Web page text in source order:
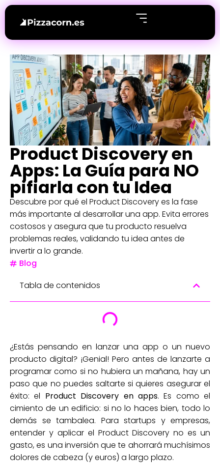
Product Discovery en
Apps: La Guía para NO
pifiarla con tu Idea
Descubre por qué el Product Discovery es la fase
más importante al desarrollar una app. Evita errores
costosos y asegura que tu producto resuelva
problemas reales, validando tu idea antes de
invertir a lo grande.
Blog
Tabla de contenidos
¿Estás pensando en lanzar una app o un nuevo
producto digital? ¡Genial! Pero antes de lanzarte a
programar como si no hubiera un mañana, hay un
paso que no puedes saltarte si quieres asegurar el
éxito: el Product Discovery en apps. Es como el
cimiento de un edificio: si no lo haces bien, todo lo
demás se tambalea. Para startups y empresas,
entender y aplicar el Product Discovery no es un
gasto, es una inversión que te ahorrará muchísimos
dolores de cabeza (y euros) a largo plazo.